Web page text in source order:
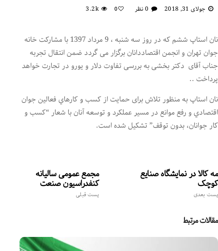
جولای 31, 2018 0 نظر 0
3.2k
نان استاپ ششم که در روز سه شنبه ، 9 مرداد 1397 با مشارکت خانه
جوان تهران و انجمن اقتصاددانان برگزار می گردد ضمن انتقال تجربه
جناب آقای دکتر بخشی به بررسی تفاوت دلار و یورو در تجارت خواهد
پرداخت ..
نان استاپ به منظور تلاش برای حمايت از كسب و كارهاي فعالين جوان
اقتصادي و رفع موانع در مسير عملكرد و توسعه آنان با شعار “كسب و
كار جوانان، بدون توقف” تشكيل شده است.
مجمع عمومی سالیانه
کنفدراسیون صنعت
پست قبلی
مه کالا در نمایشگاه صنایع
کوچک
پست بعدی
مقالات مرتبط